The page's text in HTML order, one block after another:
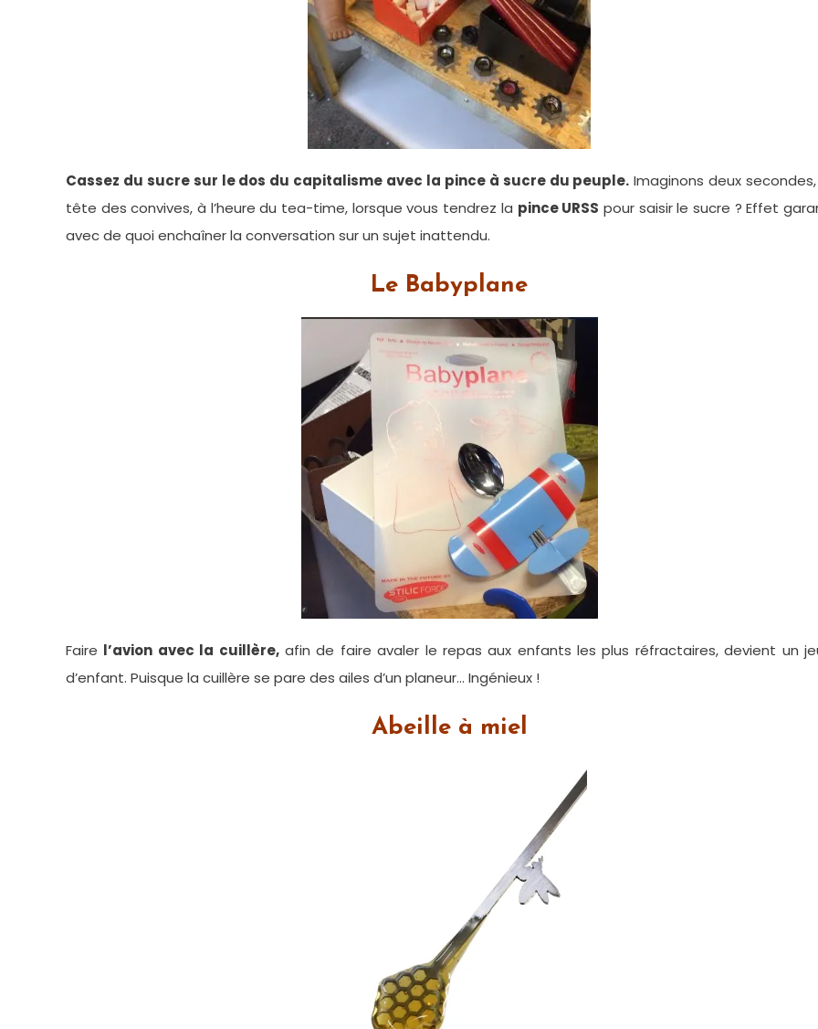
Cassez du sucre sur le dos du capitalisme avec la pince à sucre du peuple. Imaginons deux
tête des convives, à l’heure du tea-time, lorsque vous tendrez la pince URSS pour saisir le sucre ? Effet
avec de quoi enchaîner la conversation sur un sujet inattendu.
Le Babyplane
Faire l’avion avec la cuillère,afin de faire avaler le repas aux enfants les plus réfractaires, devient un
d’enfant. Puisque la cuillère se pare des ailes d’un planeur… Ingénieux !
Abeille à miel